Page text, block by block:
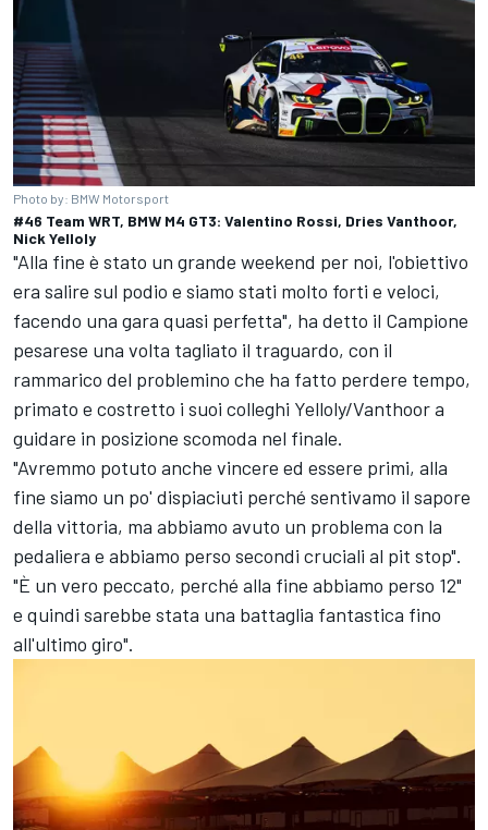
Photo by: BMW Motorsport
#46 Team WRT, BMW M4 GT3: Valentino Rossi, Dries Vanthoor,
Nick Yelloly
"Alla fine è stato un grande weekend per noi, l'obiettivo
era salire sul podio e siamo stati molto forti e veloci,
facendo una gara quasi perfetta", ha detto il Campione
pesarese una volta tagliato il traguardo, con il
rammarico del problemino che ha fatto perdere tempo,
primato e costretto i suoi colleghi Yelloly/Vanthoor a
guidare in posizione scomoda nel finale.
"Avremmo potuto anche vincere ed essere primi, alla
fine siamo un po' dispiaciuti perché sentivamo il sapore
della vittoria, ma abbiamo avuto un problema con la
pedaliera e abbiamo perso secondi cruciali al pit stop".
"È un vero peccato, perché alla fine abbiamo perso 12"
e quindi sarebbe stata una battaglia fantastica fino
all'ultimo giro".